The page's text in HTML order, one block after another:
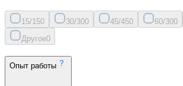
15/150 30/300 45/450 60/300
Другое0
Опыт работы